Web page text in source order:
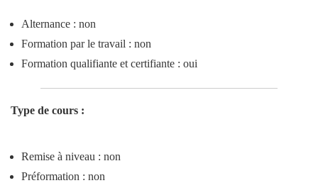
Alternance : non
Formation par le travail : non
Formation qualifiante et certifiante : oui
Type de cours :
Remise à niveau : non
Préformation : non